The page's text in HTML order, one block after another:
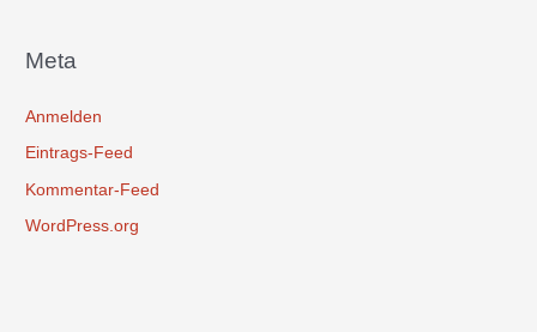
Meta
Anmelden
Eintrags-Feed
Kommentar-Feed
WordPress.org